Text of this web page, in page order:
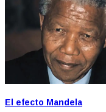
El efecto Mandela